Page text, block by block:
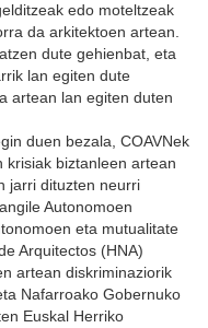
edo moteltzeak
da arkitektoen artean.
dute gehienbat, eta
lan egiten dute
artean lan egiten duten
duen bezala, COAVNek
biztanleen artean
jarri dituzten neurri
Autonomoen
eta mutualitate
Arquitectos (HNA)
artean diskriminaziorik
Nafarroako Gobernuko
Euskal Herriko